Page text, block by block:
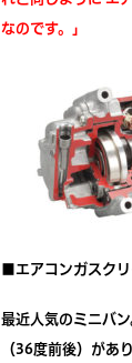
なのです。」
■エアコンガスク
最近人気のミニバ
（36度前後）があ